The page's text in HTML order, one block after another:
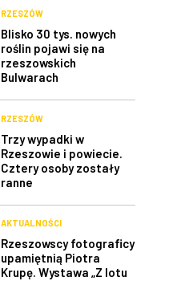
RZESZÓW
Blisko 30 tys. nowych
roślin pojawi się na
rzeszowskich
Bulwarach
RZESZÓW
Trzy wypadki w
Rzeszowie i powiecie.
Cztery osoby zostały
ranne
AKTUALNOŚCI
Rzeszowscy fotograficy
upamiętnią Piotra
Krupę. Wystawa „Z lotu